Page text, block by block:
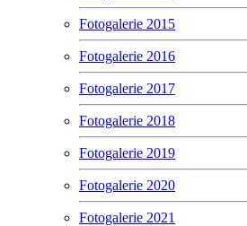
Fotogalerie 2015
Fotogalerie 2016
Fotogalerie 2017
Fotogalerie 2018
Fotogalerie 2019
Fotogalerie 2020
Fotogalerie 2021